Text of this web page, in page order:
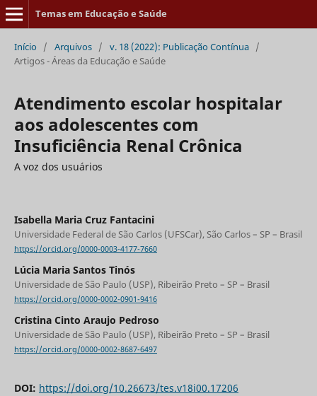
Temas em Educação e Saúde
Início / Arquivos / v. 18 (2022): Publicação Contínua /
Artigos - Áreas da Educação e Saúde
Atendimento escolar hospitalar
aos adolescentes com
Insuficiência Renal Crônica
A voz dos usuários
Isabella Maria Cruz Fantacini
Universidade Federal de São Carlos (UFSCar), São Carlos – SP – Brasil
https://orcid.org/0000-0003-4177-7660
Lúcia Maria Santos Tinós
Universidade de São Paulo (USP), Ribeirão Preto – SP – Brasil
https://orcid.org/0000-0002-0901-9416
Cristina Cinto Araujo Pedroso
Universidade de São Paulo (USP), Ribeirão Preto – SP – Brasil
https://orcid.org/0000-0002-8687-6497
DOI: https://doi.org/10.26673/tes.v18i00.17206